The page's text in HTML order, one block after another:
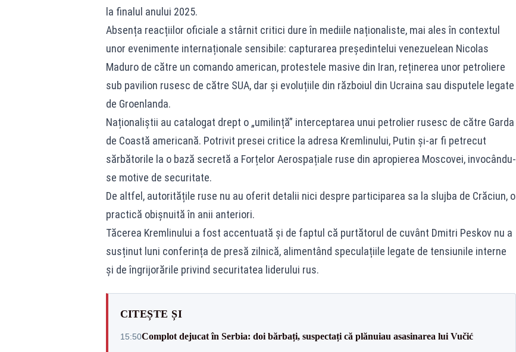
la finalul anului 2025.
Absența reacțiilor oficiale a stârnit critici dure în mediile naționaliste, mai ales în contextul
unor evenimente internaționale sensibile: capturarea președintelui venezuelean Nicolas
Maduro de către un comando american, protestele masive din Iran, reținerea unor petroliere
sub pavilion rusesc de către SUA, dar și evoluțiile din războiul din Ucraina sau disputele legate
de Groenlanda.
Naționaliștii au catalogat drept o „umilință” interceptarea unui petrolier rusesc de către Garda
de Coastă americană. Potrivit presei critice la adresa Kremlinului, Putin și-ar fi petrecut
sărbătorile la o bază secretă a Forțelor Aerospațiale ruse din apropierea Moscovei, invocându-
se motive de securitate.
De altfel, autoritățile ruse nu au oferit detalii nici despre participarea sa la slujba de Crăciun, o
practică obișnuită în anii anteriori.
Tăcerea Kremlinului a fost accentuată și de faptul că purtătorul de cuvânt Dmitri Peskov nu a
susținut luni conferința de presă zilnică, alimentând speculațiile legate de tensiunile interne
și de îngrijorările privind securitatea liderului rus.
CITEȘTE ȘI
15:50Complot dejucat în Serbia: doi bărbați, suspectați că plănuiau asasinarea lui Vučić